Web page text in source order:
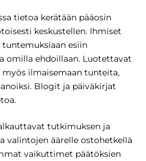
tietoa kerätään pääosin
keskustellen. Ihmiset
tuntemuksiaan esiin
omilla ehdoillaan. Luotettavat
ilmaisemaan tunteita,
Blogit ja päiväkirjat
tutkimuksen ja
valintojen äärelle ostohetkellä
vaikuttimet päätöksien